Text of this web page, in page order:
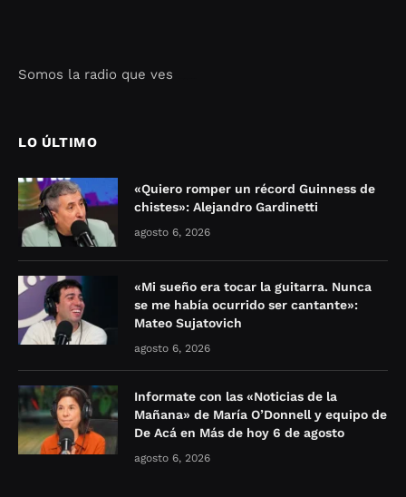
Somos la radio que ves
LO ÚLTIMO
«Quiero romper un récord Guinness de
chistes»: Alejandro Gardinetti
agosto 6, 2026
«Mi sueño era tocar la guitarra. Nunca
se me había ocurrido ser cantante»:
Mateo Sujatovich
agosto 6, 2026
Informate con las «Noticias de la
Mañana» de María O’Donnell y equipo de
De Acá en Más de hoy 6 de agosto
agosto 6, 2026